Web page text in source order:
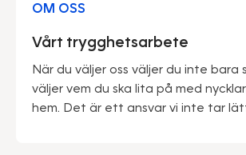
OM OSS
Vårt trygghetsarbete
När du väljer oss väljer du inte bara
väljer vem du ska lita på med
hem. Det är ett ansvar vi inte tar